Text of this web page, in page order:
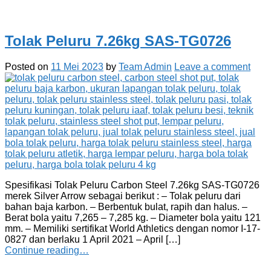
Tolak Peluru 7.26kg SAS-TG0726
Posted on 11 Mei 2023 by Team Admin Leave a comment
Spesifikasi Tolak Peluru Carbon Steel 7.26kg SAS-TG0726
merek Silver Arrow sebagai berikut : – Tolak peluru dari
bahan baja karbon. – Berbentuk bulat, rapih dan halus. –
Berat bola yaitu 7,265 – 7,285 kg. – Diameter bola yaitu 121
mm. – Memiliki sertifikat World Athletics dengan nomor I-17-
0827 dan berlaku 1 April 2021 – April […]
Continue reading…